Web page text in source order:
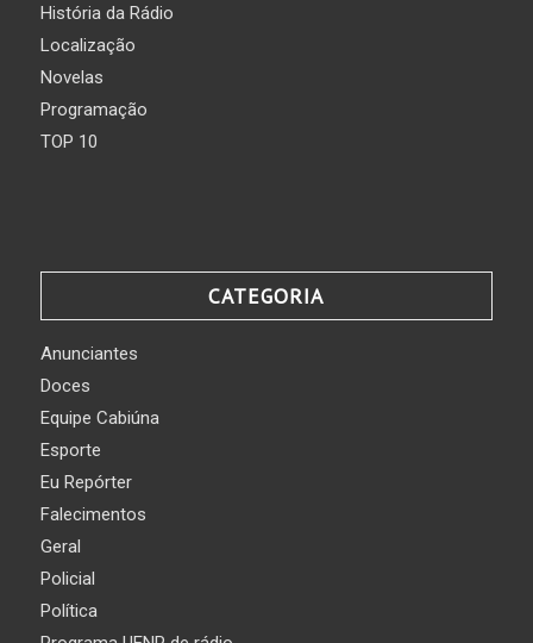
História da Rádio
Localização
Novelas
Programação
TOP 10
CATEGORIA
Anunciantes
Doces
Equipe Cabiúna
Esporte
Eu Repórter
Falecimentos
Geral
Policial
Política